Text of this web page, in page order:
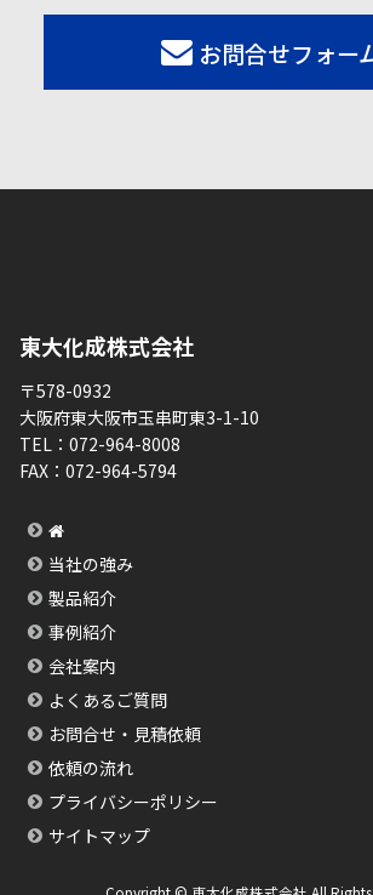
お問合せフォー
東大化成株式会社
〒578-0932
大阪府東大阪市玉串町東3-1-10
TEL： 072-964-8008
FAX： 072-964-5794
当社の強み
製品紹介
事例紹介
会社案内
よくあるご質問
お問合せ・見積依頼
依頼の流れ
プライバシーポリシー
サイトマップ